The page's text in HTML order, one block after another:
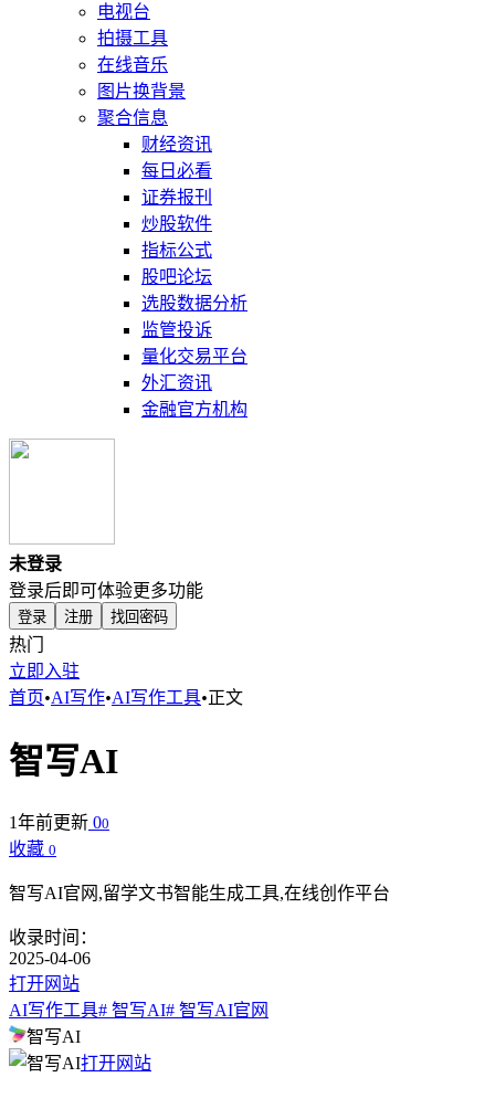
电视台
拍摄工具
在线音乐
图片换背景
聚合信息
财经资讯
每日必看
证券报刊
炒股软件
指标公式
股吧论坛
选股数据分析
监管投诉
量化交易平台
外汇资讯
金融官方机构
未登录
登录后即可体验更多功能
登录 注册 找回密码
热门
立即入驻
首页•AI写作•AI写作工具•正文
智写AI
1年前更新 00
收藏 0
智写AI官网,留学文书智能生成工具,在线创作平台
收录时间：
2025-04-06
打开网站
AI写作工具# 智写AI# 智写AI官网
智写AI
打开网站